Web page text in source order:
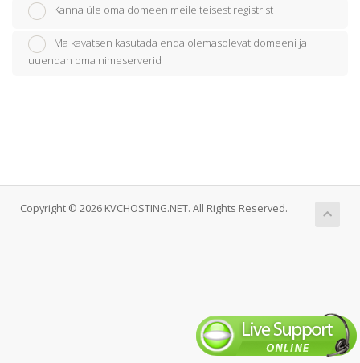
Kanna üle oma domeen meile teisest registrist
Ma kavatsen kasutada enda olemasolevat domeeni ja
uuendan oma nimeserverid
Copyright © 2026 KVCHOSTING.NET. All Rights Reserved.